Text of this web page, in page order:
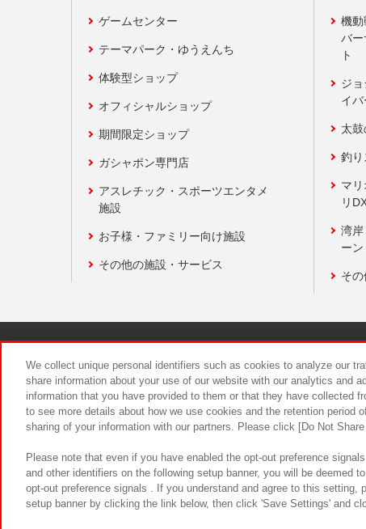
ゲームセンター
テーマパーク・ゆうえんち
体験型ショップ
オフィシャルショップ
期間限定ショップ
ガシャポン専門店
アスレチック・スポーツエンタメ
施設
お子様・ファミリー向け施設
その他の施設・サービス
機動
バー
ト
ジ
イバ
太鼓
釣り
マ
リ
湾岸
ー
そ
食品のご提
We collect unique personal identifiers such as cookies to analyze our
share information about your use of our website with our analytics and
information that you have provided to them or that they have collected
to see more details about how we use cookies and the retention period
sharing of your information with our partners. Please click [Do Not
Please note that even if you have enabled the opt-out preference
and other identifiers on the following setup banner, you will be deemed
opt-out preference signals . If you understand and agree to this setting,
setup banner by clicking the link below, then click 'Save Settings' and